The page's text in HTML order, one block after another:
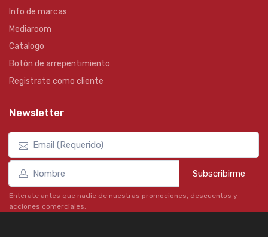
Info de marcas
Mediaroom
Catalogo
Botón de arrepentimiento
Registrate como cliente
Newsletter
Subscribirme
Enterate antes que nadie de nuestras promociones, descuentos y
acciones comerciales.